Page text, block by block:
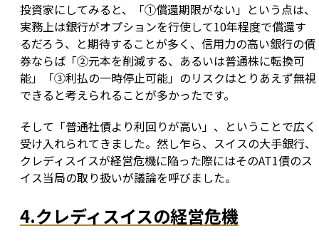
投資家にしてみると、「①償還期限がない」という点は、
実務上は銀行がオプションを行使して10年程度で償還す
るだろう、と期待することが多く、信用力の高い銀行の債
券ならば「②元本を削減する、あるいは普通株に転換可
能」「③利払の一時停止可能」のリスクはとりあえず無視
できると考えられることが多かったです。
そして「普通社債より利回りが高い」、ということで広く
受け入れられてきました。然し乍ら、スイスの大手銀行、
クレディスイスが経営危機に陥った際にはそのAT1債のス
イス当局の取り扱いが議論を呼びました。
4.クレディスイスの経営危機